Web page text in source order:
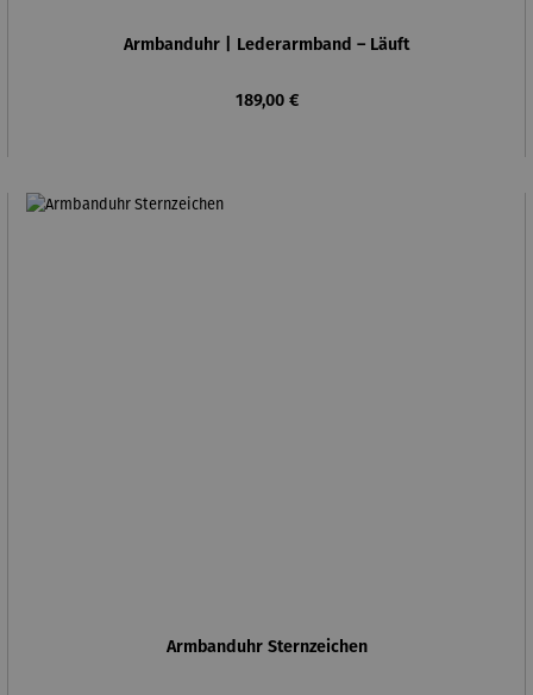
Armbanduhr | Lederarmband – Läuft
Regulärer Preis:
189,00 €
Armbanduhr Sternzeichen